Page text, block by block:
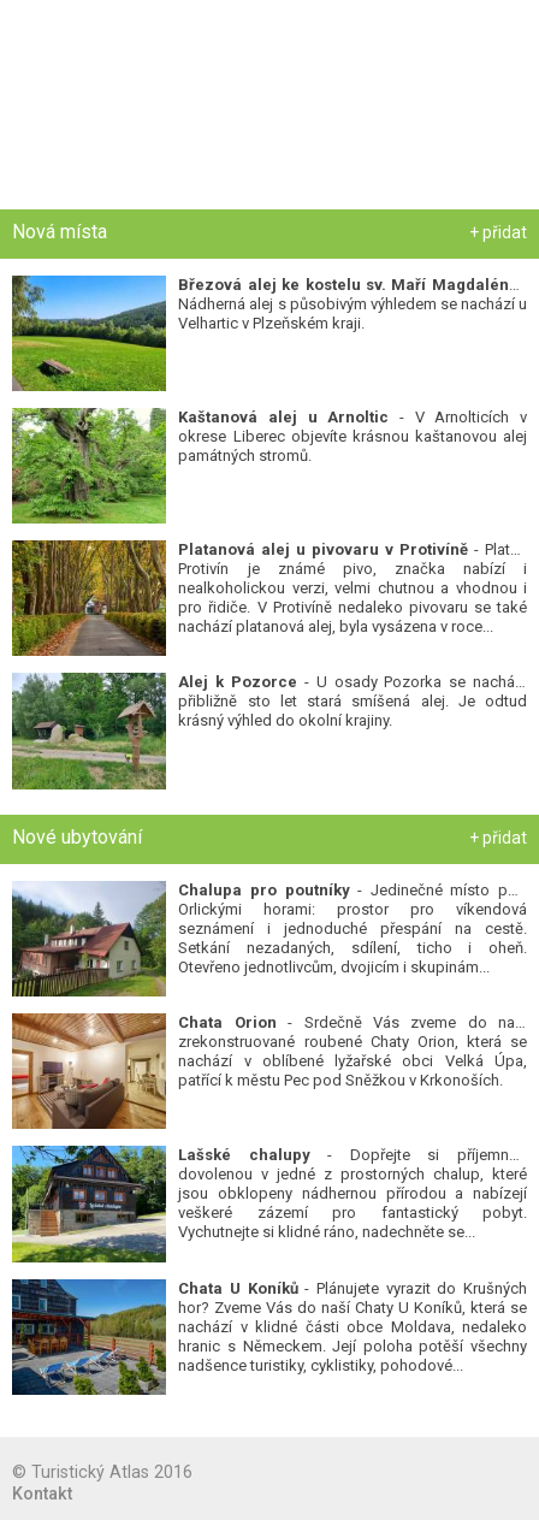
Nová místa + přidat
Nádherná alej s působivým výhledem se nachází u
Velhartic v Plzeňském kraji.
Kaštanová alej u Arnoltic - V Arnolticích v
okrese Liberec objevíte krásnou kaštanovou alej
památných stromů.
Platanová alej u pivovaru v Protivíně - Platan
Protivín je známé pivo, značka nabízí i
nealkoholickou verzi, velmi chutnou a vhodnou i
pro řidiče. V Protivíně nedaleko pivovaru se také
nachází platanová alej, byla vysázena v roce...
Alej k Pozorce - U osady Pozorka se nachází
přibližně sto let stará smíšená alej. Je odtud
krásný výhled do okolní krajiny.
Nové ubytování + přidat
Chalupa pro poutníky- Jedinečné místo pod
Orlickými horami: prostor pro víkendová
seznámení i jednoduché přespání na cestě.
Setkání nezadaných, sdílení, ticho i oheň.
Otevřeno jednotlivcům, dvojicím i skupinám...
Chata Orion - Srdečně Vás zveme do naší
zrekonstruované roubené Chaty Orion, která se
nachází v oblíbené lyžařské obci Velká Úpa,
patřící k městu Pec pod Sněžkou v Krkonoších.
Lašské chalupy- Dopřejte si příjemnou
dovolenou v jedné z prostorných chalup, které
jsou obklopeny nádhernou přírodou a nabízejí
veškeré zázemí pro fantastický pobyt.
Vychutnejte si klidné ráno, nadechněte se...
Chata U Koníků- Plánujete vyrazit do Krušných
hor? Zveme Vás do naší Chaty U Koníků, která se
nachází v klidné části obce Moldava, nedaleko
hranic s Německem. Její poloha potěší všechny
nadšence turistiky, cyklistiky, pohodové...
© Turistický Atlas 2016
Kontakt